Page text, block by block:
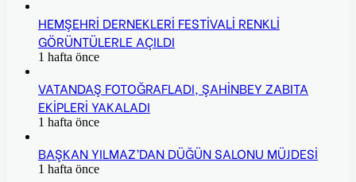
HEMŞEHRİ DERNEKLERİ FESTİVALİ RENKLİ
GÖRÜNTÜLERLE AÇILDI
1 hafta önce
VATANDAŞ FOTOĞRAFLADI, ŞAHİNBEY ZABITA
EKİPLERİ YAKALADI
1 hafta önce
BAŞKAN YILMAZ’DAN DÜĞÜN SALONU MÜJDESİ
1 hafta önce